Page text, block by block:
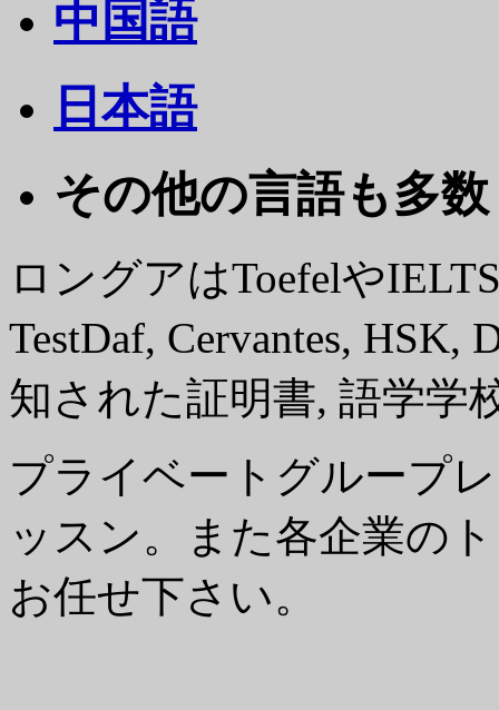
中国語
日本語
その他の言語も多数
ロングアはToefelや
TestDaf, Cervantes,
知された証明書, 語学学
プライベートグループ
ッスン。また各企業の
お任せ下さい。